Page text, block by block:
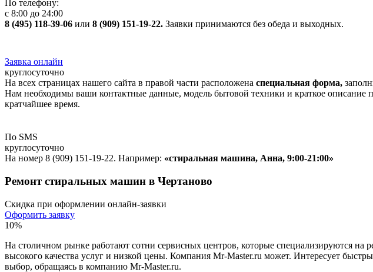
По телефону:
с 8:00 до 24:00
8 (495) 118-39-06 или 8 (909) 151-19-22. Заявки принимаются без обеда и выходных.
Заявка онлайн
круглосуточно
На всех страницах нашего сайта в правой части расположена специальная форма,
Нам необходимы ваши контактные данные, модель бытовой техники и краткое
кратчайшее время.
По SMS
круглосуточно
На номер 8 (909) 151-19-22. Например: «стиральная машина, Анна, 9:00-21:00»
Ремонт стиральных машин в Чертаново
Скидка при оформлении онлайн-заявки
Оформить заявку
10%
На столичном рынке работают сотни сервисных центров, которые специализируются
высокого качества услуг и низкой цены. Компания Mr-Master.ru может. Интересует
выбор, обращаясь в компанию Mr-Master.ru.